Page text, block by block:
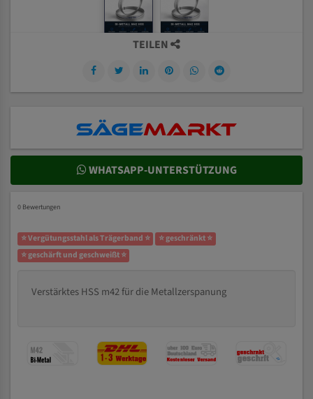
TEILEN
WHATSAPP-UNTERSTÜTZUNG
0 Bewertungen
⭐ Vergütungsstahl als Trägerband ⭐
⭐ geschränkt ⭐
⭐ geschärft und geschweißt ⭐
Verstärktes HSS m42 für die Metallzerspanung